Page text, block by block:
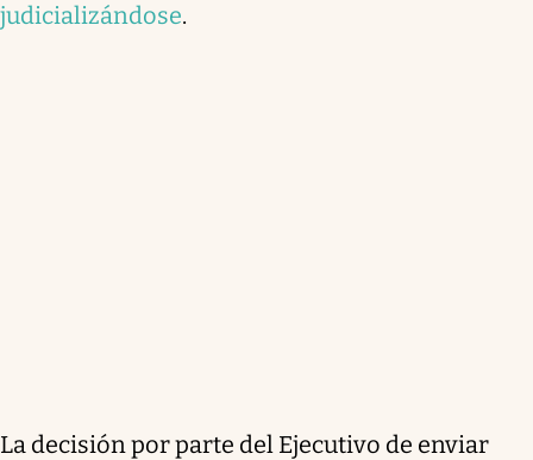
judicializándose.
La decisión por parte del Ejecutivo de enviar